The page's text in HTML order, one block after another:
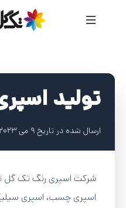
تولید
ارسال شده در تاریخ 9 می 2023
شرکت اسپری رنگ تک گل
اسپری چسب، اسپری